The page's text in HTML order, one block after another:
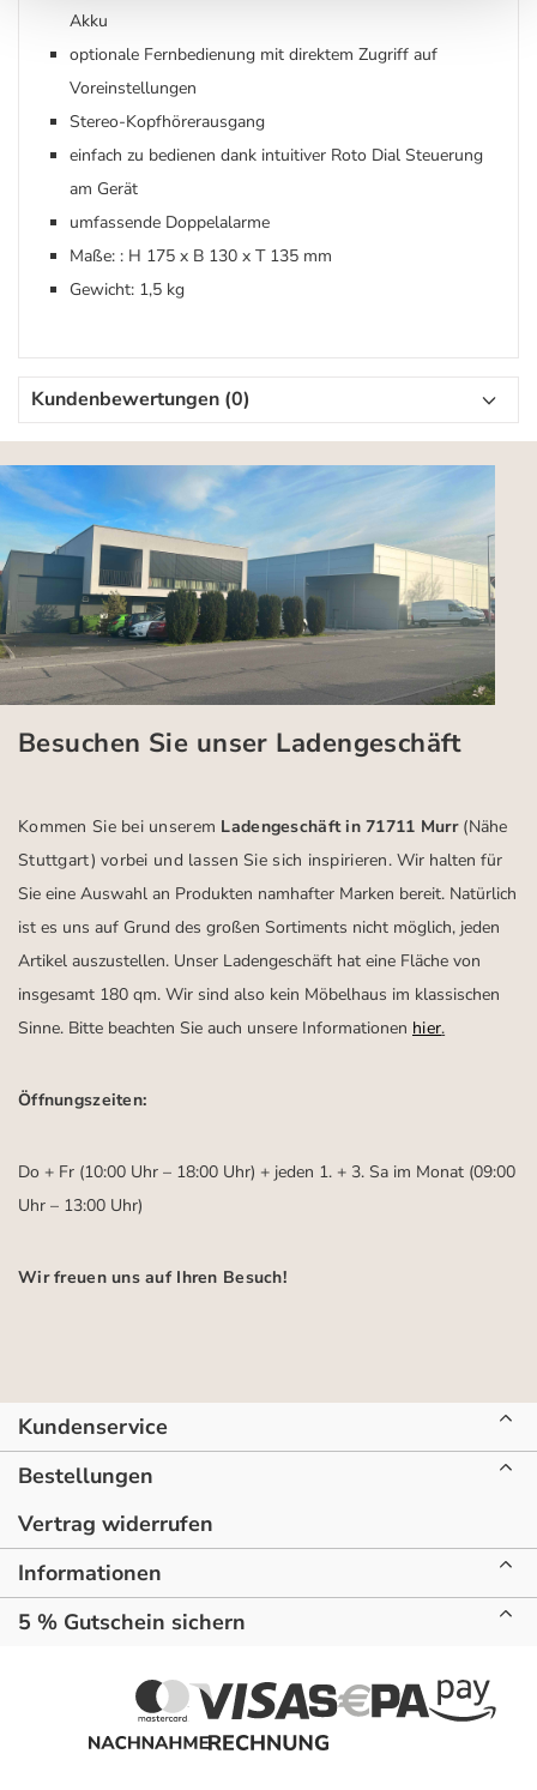
Akku
optionale Fernbedienung mit direktem Zugriff auf
Voreinstellungen
Stereo-Kopfhörerausgang
einfach zu bedienen dank intuitiver Roto Dial Steuerung
am Gerät
umfassende Doppelalarme
Maße: : H 175 x B 130 x T 135 mm
Gewicht: 1,5 kg
Kundenbewertungen (0)
Besuchen Sie unser Ladengeschäft
Kommen Sie bei unserem Ladengeschäft in 71711 Murr (Nähe
Stuttgart) vorbei und lassen Sie sich inspirieren.Wir halten für
Sie eine Auswahl an Produkten namhafter Marken bereit. Natürlich
ist es uns auf Grund des großen Sortiments nicht möglich, jeden
Artikel auszustellen. Unser Ladengeschäft hat eine Fläche von
insgesamt 180 qm. Wir sind also kein Möbelhaus im klassischen
Sinne. Bitte beachten Sie auch unsere Informationen hier.
Öffnungszeiten:
Do + Fr (10:00 Uhr – 18:00 Uhr) + jeden 1. + 3. Sa im Monat (09:00
Uhr – 13:00 Uhr)
Wir freuen uns auf Ihren Besuch!
Kundenservice
Bestellungen
Vertrag widerrufen
Informationen
5 % Gutschein sichern